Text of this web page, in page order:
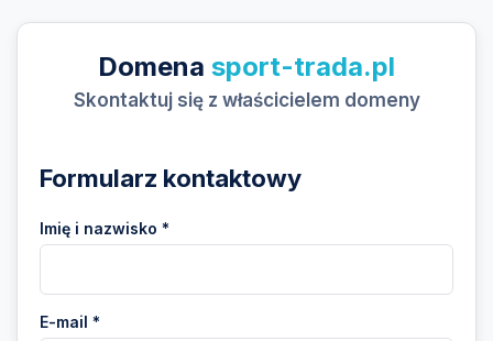
Domena sport-trada.pl
Skontaktuj się z właścicielem domeny
Formularz kontaktowy
Imię i nazwisko *
E-mail *